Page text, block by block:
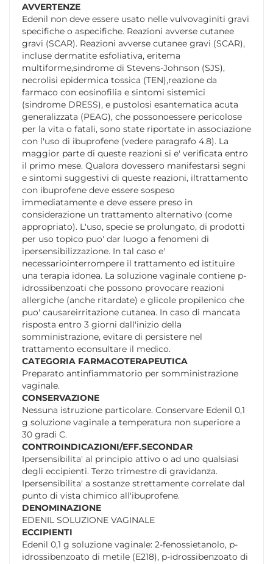
AVVERTENZE
Edenil non deve essere usato nelle vulvovaginiti gravi
specifiche o aspecifiche. Reazioni avverse cutanee
gravi (SCAR). Reazioni avverse cutanee gravi (SCAR),
incluse dermatite esfoliativa, eritema
multiforme,sindrome di Stevens-Johnson (SJS),
necrolisi epidermica tossica (TEN),reazione da
farmaco con eosinofilia e sintomi sistemici
(sindrome DRESS), e pustolosi esantematica acuta
generalizzata (PEAG), che possonoessere pericolose
per la vita o fatali, sono state riportate in associazione
con l'uso di ibuprofene (vedere paragrafo 4.8). La
maggior parte di queste reazioni si e' verificata entro
il primo mese. Qualora dovessero manifestarsi segni
e sintomi suggestivi di queste reazioni, iltrattamento
con ibuprofene deve essere sospeso
immediatamente e deve essere preso in
considerazione un trattamento alternativo (come
appropriato). L'uso, specie se prolungato, di prodotti
per uso topico puo' dar luogo a fenomeni di
ipersensibilizzazione. In tal caso e'
necessariointerrompere il trattamento ed istituire
una terapia idonea. La soluzione vaginale contiene p-
idrossibenzoati che possono provocare reazioni
allergiche (anche ritardate) e glicole propilenico che
puo' causareirritazione cutanea. In caso di mancata
risposta entro 3 giorni dall'inizio della
somministrazione, evitare di persistere nel
trattamento econsultare il medico.
CATEGORIA FARMACOTERAPEUTICA
Preparato antinfiammatorio per somministrazione
vaginale.
CONSERVAZIONE
Nessuna istruzione particolare. Conservare Edenil 0,1
g soluzione vaginale a temperatura non superiore a
30 gradi C.
CONTROINDICAZIONI/EFF.SECONDAR
Ipersensibilita' al principio attivo o ad uno qualsiasi
degli eccipienti. Terzo trimestre di gravidanza.
Ipersensibilita' a sostanze strettamente correlate dal
punto di vista chimico all'ibuprofene.
DENOMINAZIONE
EDENIL SOLUZIONE VAGINALE
ECCIPIENTI
Edenil 0,1 g soluzione vaginale: 2-fenossietanolo, p-
idrossibenzoato di metile (E218), p-idrossibenzoato di